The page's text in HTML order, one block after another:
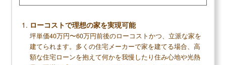
施工エリアが限られる
無料+3分で完了
ローコストで理想の家を実現可能
坪単価40万円〜60万円前後のローコストかつ、立派な家を
建てられます。多くの住宅メーカーで家を建てる場合、高
額な住宅ローンを抱えて何かを我慢したり住み心地や光熱